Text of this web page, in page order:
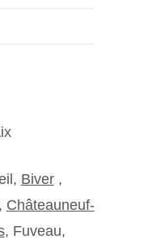
Biver,
Châteauneuf-
, Fuveau,